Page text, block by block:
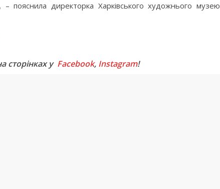
– пояснила директорка Харківського художнього музею
сторінках у Facebook, Instagram!